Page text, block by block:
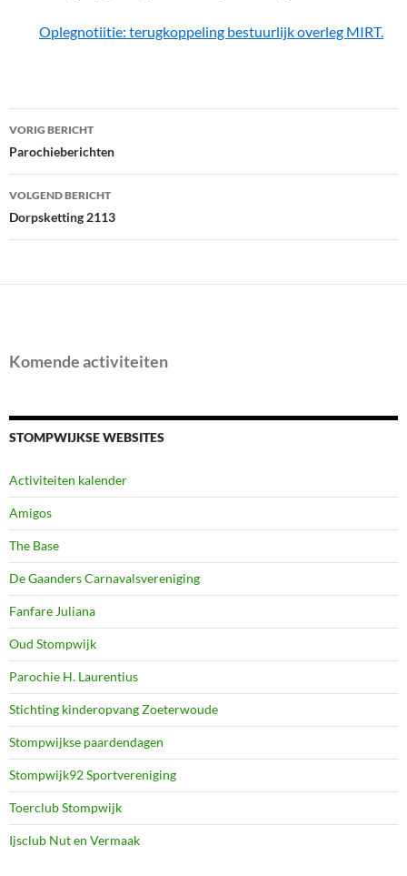
Oplegnotiitie: terugkoppeling bestuurlijk overleg MIRT.
Bericht
navigatie
VORIG BERICHT
Parochieberichten
VOLGEND BERICHT
Dorpsketting 2113
Komende activiteiten
STOMPWIJKSE WEBSITES
Activiteiten kalender
Amigos
The Base
De Gaanders Carnavalsvereniging
Fanfare Juliana
Oud Stompwijk
Parochie H. Laurentius
Stichting kinderopvang Zoeterwoude
Stompwijkse paardendagen
Stompwijk92 Sportvereniging
Toerclub Stompwijk
Ijsclub Nut en Vermaak